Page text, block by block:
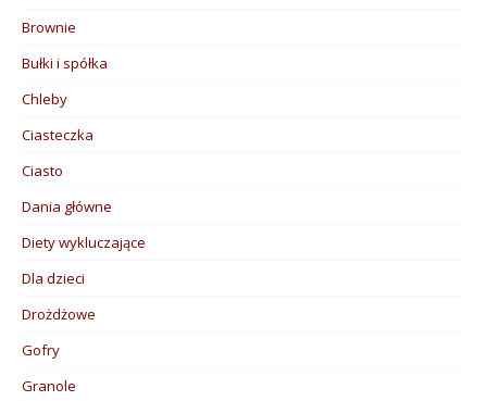
Brownie
Bułki i spółka
Chleby
Ciasteczka
Ciasto
Dania główne
Diety wykluczające
Dla dzieci
Drożdżowe
Gofry
Granole